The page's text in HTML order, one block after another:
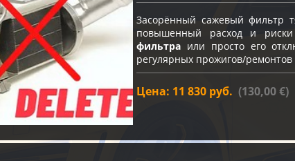
Засорённый сажевый фильтр
повышенный расход и
фильтра или просто его
регулярных прожигов/
Цена: 11 830 руб. (130,00 €)